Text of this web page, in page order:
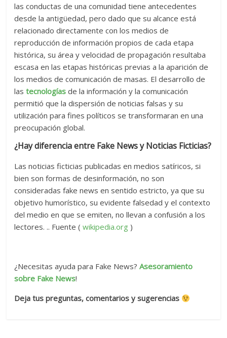
las conductas de una comunidad tiene antecedentes
desde la antigüedad, pero dado que su alcance está
relacionado directamente con los medios de
reproducción de información propios de cada etapa
histórica, su área y velocidad de propagación resultaba
escasa en las etapas históricas previas a la aparición de
los medios de comunicación de masas. El desarrollo de
lastecnologías de la información y la comunicación
permitió que la dispersión de noticias falsas y su
utilización para fines políticos se transformaran en una
preocupación global.
¿Hay diferencia entre Fake News y Noticias Ficticias?
Las noticias ficticias publicadas en medios satíricos, si
bien son formas de desinformación, no son
consideradas fake news en sentido estricto, ya que su
objetivo humorístico, su evidente falsedad y el contexto
del medio en que se emiten, no llevan a confusión a los
lectores. .. Fuente (wikipedia.org )
¿Necesitas ayuda para Fake News?Asesoramiento
sobre Fake News!
Deja tus preguntas, comentarios y sugerencias